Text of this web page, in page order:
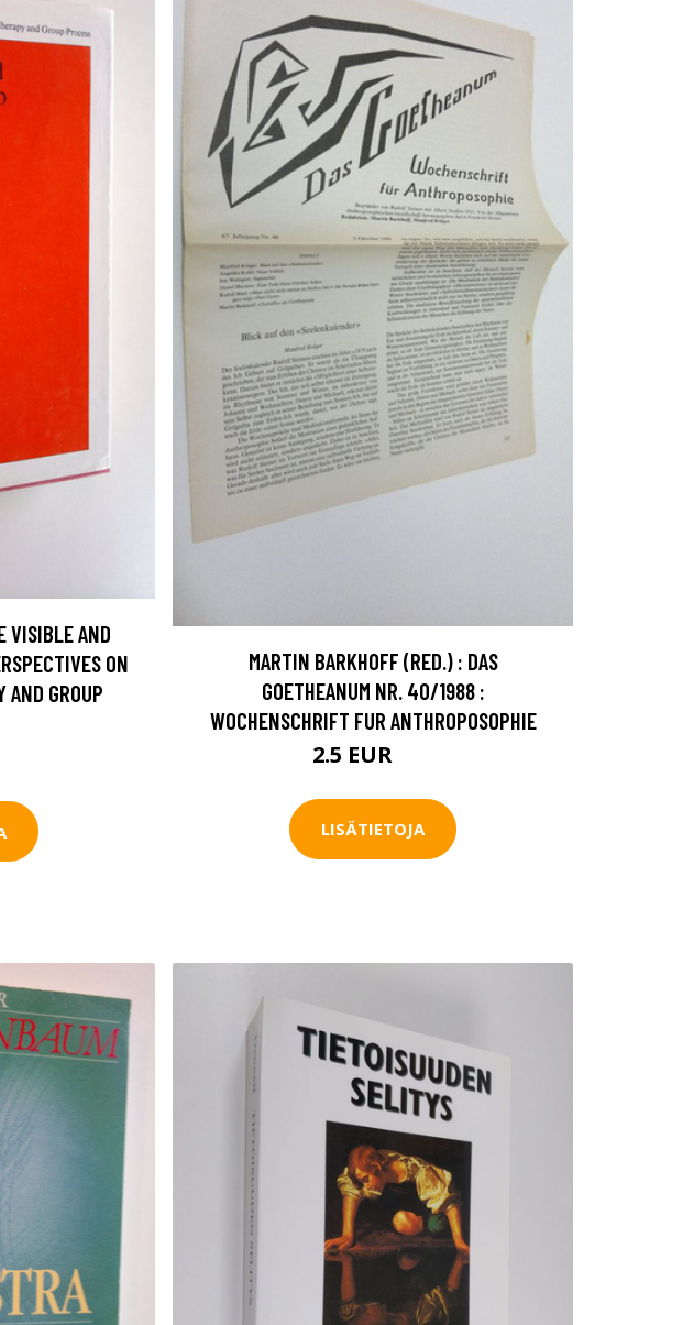
VISIBLE AND
ON
AND GROUP
MARTIN BARKHOFF (RED.) : DAS
GOETHEANUM NR. 40/1988 :
WOCHENSCHRIFT FUR ANTHROPOSOPHIE
2.5 EUR
LISÄTIETOJA